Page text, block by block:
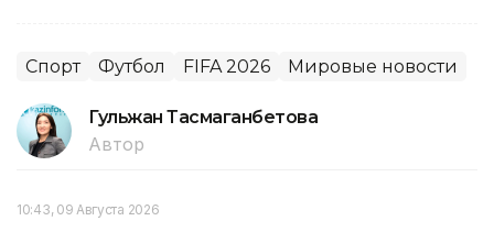
Спорт Футбол FIFA 2026 Мировые новости
Гульжан Тасмаганбетова
Автор
10:43, 09 Августа 2026